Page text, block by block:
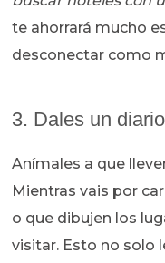
te ahorrará mucho
desconectar como
3. Dales un diario
Anímales a que
Mientras vais por
o que dibujen los
visitar. Esto no solo